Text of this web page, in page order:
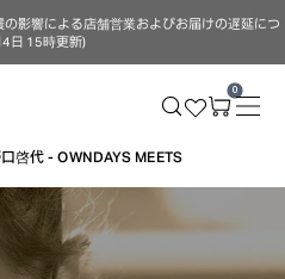
の影響による店舗営業およびお届けの遅延につ
日 15時更新）
0
啓代 - OWNDAYS MEETS